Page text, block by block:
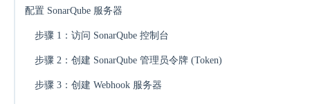
配置 SonarQube 服务器
步骤 1：访问 SonarQube 控制台
步骤 2：创建 SonarQube 管理员令牌 (Token)
步骤 3：创建 Webhook 服务器